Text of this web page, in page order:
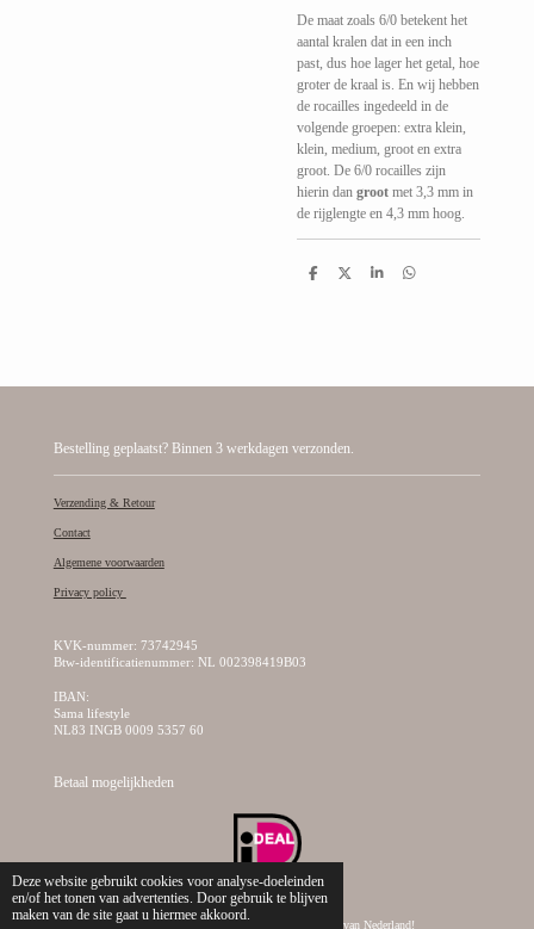
Deze website gebruikt cookies voor analyse-doeleinden
en/of het tonen van advertenties. Door gebruik te blijven
maken van de site gaat u hiermee akkoord.
De maat zoals 6/0 betekent het
aantal kralen dat in een inch
past, dus hoe lager het getal, hoe
groter de kraal is. En wij hebben
de rocailles ingedeeld in de
volgende groepen: extra klein,
klein, medium, groot en extra
groot. De 6/0 rocailles zijn
hierin dan groot met 3,3 mm in
de rijglengte en 4,3 mm hoog.
D
D
S
D
Bestelling geplaatst? Binnen 3 werkdagen verzonden.
Verzending & Retour
Contact
Algemene voorwaarden
Privacy policy
KVK-nummer: 73742945
Btw-identificatienummer: NL 002398419B03
IBAN:
Sama lifestyle
NL83 INGB 0009 5357 60
Betaal mogelijkheden
© 2019 - 2026 Sama Lifestyle, dé creatieve kralen webshop van Nederland!